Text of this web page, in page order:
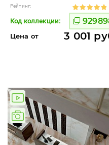
Рейтинг:
Код коллекции:
Цена от 3 001